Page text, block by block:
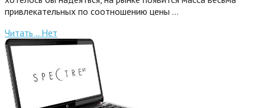
привлекательных по соотношению цены …
Читать .. Нет